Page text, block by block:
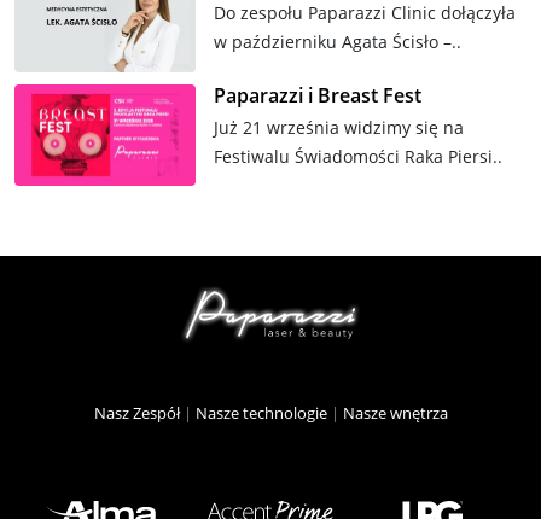
Do zespołu Paparazzi Clinic dołączyła
w październiku Agata Ścisło –..
Paparazzi i Breast Fest
Już 21 września widzimy się na
Festiwalu Świadomości Raka Piersi..
Nasz Zespół| Nasze technologie| Nasze wnętrza